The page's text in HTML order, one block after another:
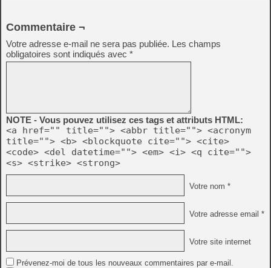
Commentaire ¬
Votre adresse e-mail ne sera pas publiée. Les champs
obligatoires sont indiqués avec *
NOTE - Vous pouvez utilisez ces tags et attributs HTML:
<a href="" title=""> <abbr title=""> <acronym
title=""> <b> <blockquote cite=""> <cite>
<code> <del datetime=""> <em> <i> <q cite="">
<s> <strike> <strong>
Votre nom *
Votre adresse email *
Votre site internet
Prévenez-moi de tous les nouveaux commentaires par e-mail.